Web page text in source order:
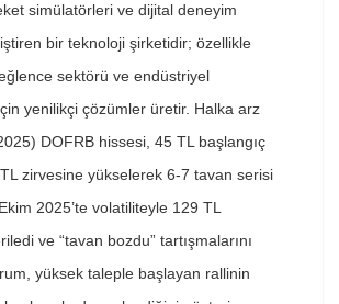
simülatörleri ve dijital deneyim
bir teknoloji şirketidir; özellikle
sektörü ve endüstriyel
yenilikçi çözümler üretir. Halka arz
DOFRB hissesi, 45 TL başlangıç
zirvesine yükselerek 6-7 tavan serisi
2025’te volatiliteyle 129 TL
ve “tavan bozdu” tartışmalarını
yüksek taleple başlayan rallinin